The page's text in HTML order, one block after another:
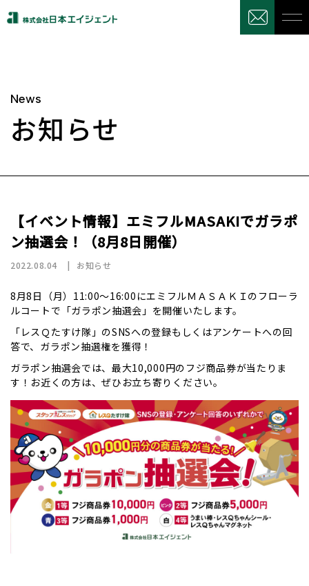
News
お知らせ
【イベント情報】エミフルMASAKIでガラポ
ン抽選会！（8月8日開催）
2022.08.04 お知らせ
8月8日（月）11:00～16:00にエミフルＭＡＳＡＫＩのフローラ
ルコートで「ガラポン抽選会」を開催いたします。
「レスＱたすけ隊」のSNSへの登録もしくはアンケートへの回
答で、ガラポン抽選権を獲得！
ガラポン抽選会では、最大10,000円のフジ商品券が当たりま
す！お近くの方は、ぜひお立ち寄りください。